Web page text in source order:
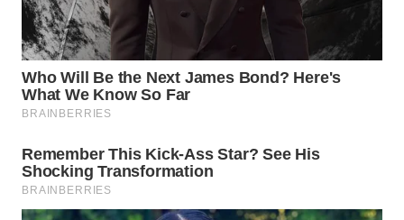
WN
MAJALENGKA
WN
SUBANG
SUKABUMI
WN